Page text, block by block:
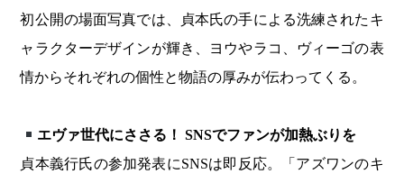
初公開の場面写真では、貞本氏の手による洗練されたキ
ャラクターデザインが輝き、ヨウやラコ、ヴィーゴの表
情からそれぞれの個性と物語の厚みが伝わってくる。
エヴァ世代にささる！ SNSでファンが加熱ぶりを
貞本義行氏の参加発表にSNSは即反応。「アズワンのキ